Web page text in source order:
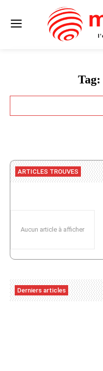
Tag:
ARTICLES TROUVES
Aucun article à afficher
Derniers articles